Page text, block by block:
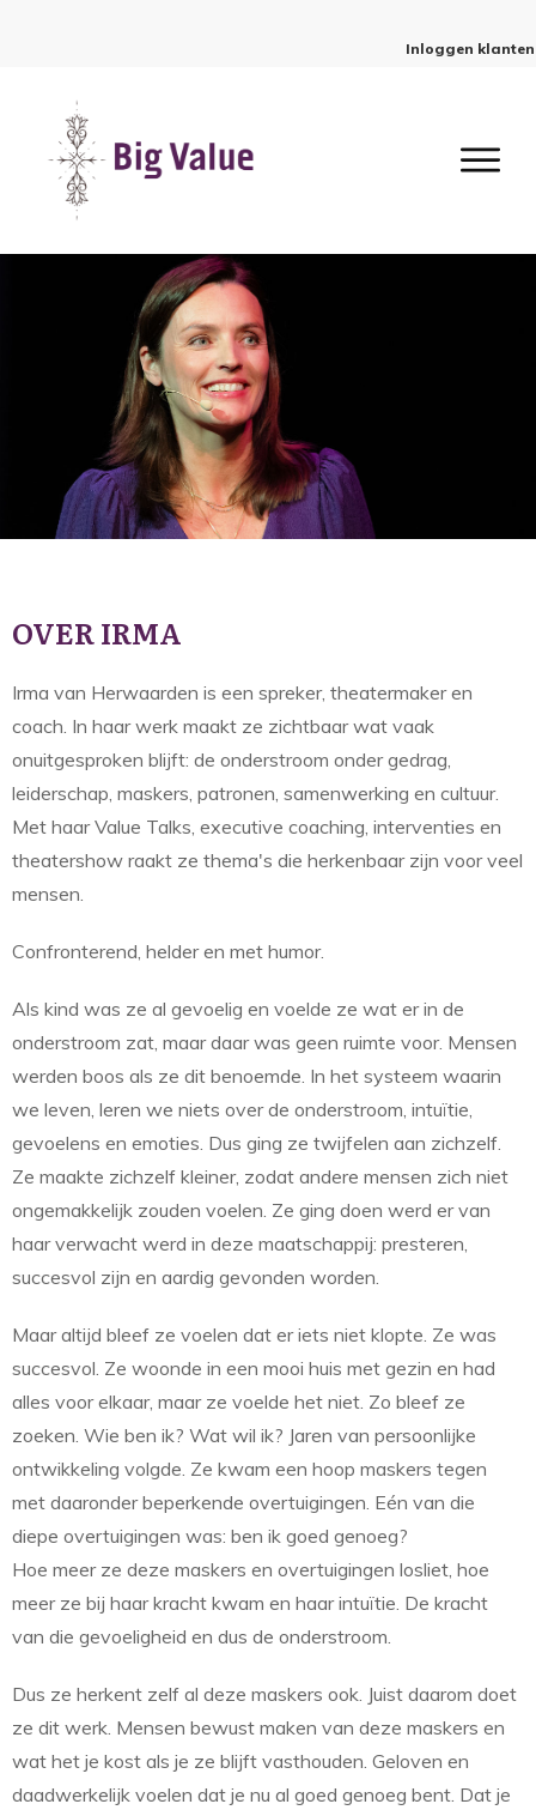
Inloggen klanten
OVER IRMA
Irma van Herwaarden is een spreker, theatermaker en
coach. In haar werk maakt ze zichtbaar wat vaak
onuitgesproken blijft: de onderstroom onder gedrag,
leiderschap, maskers, patronen, samenwerking en cultuur.
Met haar Value Talks, executive coaching, interventies en
theatershow raakt ze thema's die herkenbaar zijn voor veel
mensen.
Confronterend, helder en met humor.
Als kind was ze al gevoelig en voelde ze wat er in de
onderstroom zat, maar daar was geen ruimte voor. Mensen
werden boos als ze dit benoemde. In het systeem waarin
we leven, leren we niets over de onderstroom, intuïtie,
gevoelens en emoties. Dus ging ze twijfelen aan zichzelf.
Ze maakte zichzelf kleiner, zodat andere mensen zich niet
ongemakkelijk zouden voelen. Ze ging doen werd er van
haar verwacht werd in deze maatschappij: presteren,
succesvol zijn en aardig gevonden worden.
Maar altijd bleef ze voelen dat er iets niet klopte. Ze was
succesvol. Ze woonde in een mooi huis met gezin en had
alles voor elkaar, maar ze voelde het niet. Zo bleef ze
zoeken. Wie ben ik? Wat wil ik? Jaren van persoonlijke
ontwikkeling volgde. Ze kwam een hoop maskers tegen
met daaronder beperkende overtuigingen. Eén van die
diepe overtuigingen was: ben ik goed genoeg?
Hoe meer ze deze maskers en overtuigingen losliet, hoe
meer ze bij haar kracht kwam en haar intuïtie. De kracht
van die gevoeligheid en dus de onderstroom.
Dus ze herkent zelf al deze maskers ook. Juist daarom doet
ze dit werk. Mensen bewust maken van deze maskers en
wat het je kost als je ze blijft vasthouden. Geloven en
daadwerkelijk voelen dat je nu al goed genoeg bent. Dat je